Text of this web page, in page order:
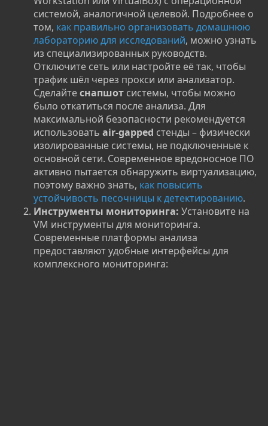
системой, аналогичной целевой. Подробнее о
том, как правильно организовать домашнюю
лабораторию для исследований, можно узнать
из специализированных руководств.
Отключите сеть или настройте её так, чтобы
трафик шёл через прокси или анализатор.
Сделайтеснапшот системы, чтобы можно
было откатиться после анализа. Для
максимальной безопасности рекомендуется
использовать air-gapped стенды – физически
изолированные системы, не подключенные к
основной сети. Современное вредоносное ПО
активно пытается обнаружить виртуализацию,
поэтому важно знать, как повысить
устойчивость песочницы к детектированию.
Инструменты мониторинга: Установите на
VM инструменты для мониторинга.
Современные платформы анализа
предоставляют удобные интерфейсы для
комплексного мониторинга: